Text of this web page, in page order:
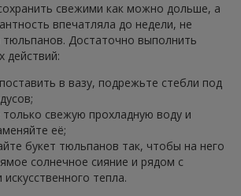
свежими как можно дольше, а
впечатляла до недели, не
тюльпанов. Достаточно выполнить
действий:
в вазу, подрежьте стебли под
только свежую прохладную воду и
её;
букет тюльпанов так, чтобы на него
солнечное сияние и рядом с
тепла.